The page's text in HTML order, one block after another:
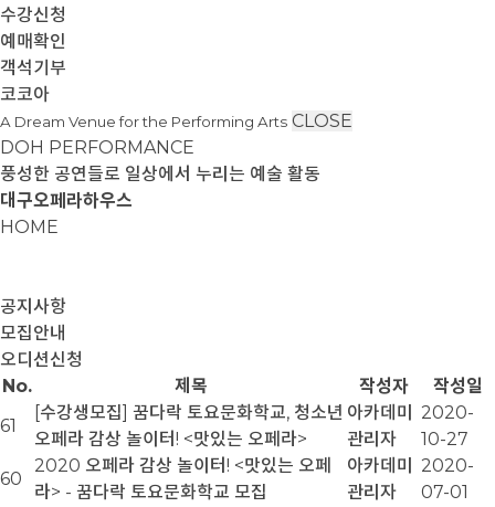
수강신청
예매확인
객석기부
코코아
A Dream Venue for the Performing Arts CLOSE
DOH PERFORMANCE
풍성한 공연들로 일상에서 누리는 예술 활동
대구오페라하우스
HOME
공지사항
모집안내
오디션신청
No.
제목 작성자
작성일
61
[수강생모집] 꿈다락 토요문화학교, 청소년
오페라 감상 놀이터! <맛있는 오페라>
아카데미
관리자
2020-
10-27
60
2020 오페라 감상 놀이터! <맛있는 오페
라> - 꿈다락 토요문화학교 모집
아카데미
관리자
2020-
07-01